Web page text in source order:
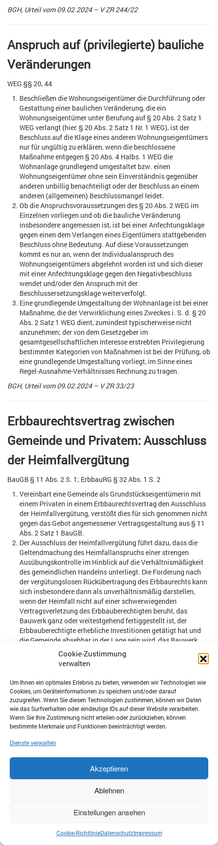
Cookie-Zustimmung
verwalten
Um Ihnen ein optimales Erlebnis zu bieten, verwenden wir Technologien wie
Cookies, um Geräteinformationen zu speichern und/oder darauf
zuzugreifen. Wenn Sie diesen Technologien zustimmen, können wir Daten
wie das Surfverhalten oder eindeutige IDs auf dieser Website verarbeiten.
Wenn Sie Ihre Zustimmung nicht erteilen oder zurückziehen, können
bestimmte Merkmale und Funktionen beeinträchtigt werden.
Dienste verwalten
Akzeptieren
Ablehnen
Einstellungen ansehen
Cookie-RichtlinieDatenschutzImpressum
BGH, Urteil vom 09.02.2024 – V ZR 244/22
Anspruch auf (privilegierte) bauliche
Veränderungen
WEG §§ 20, 44
Beschließen die Wohnungseigentümer die Durchführung oder
Gestattung einer baulichen Veränderung, die ein
Wohnungseigentümer unter Berufung auf § 20 Abs. 2 Satz 1
WEG verlangt (hier: § 20 Abs. 2 Satz 1 Nr. 1 WEG), ist der
Beschluss auf die Klage eines anderen Wohnungseigentümers
nur für ungültig zu erklären, wenn die beschlossene
Maßnahme entgegen § 20 Abs. 4 Halbs. 1 WEG die
Wohnanlage grundlegend umgestaltet bzw. einen
Wohnungseigentümer ohne sein Einverständnis gegenüber
anderen unbillig benachteiligt oder der Beschluss an einem
anderen (allgemeinen) Beschlussmangel leidet.
Ob die Anspruchsvoraussetzungen des § 20 Abs. 2 WEG im
Einzelnen vorliegen und ob die bauliche Veränderung
insbesondere angemessen ist, ist bei einer Anfechtungsklage
gegen einen dem Verlangen eines Eigentümers stattgebenden
Beschluss ohne Bedeutung. Auf diese Voraussetzungen
kommt es nur an, wenn der Individualanspruch des
Wohnungseigentümers abgelehnt worden ist und sich dieser
mit einer Anfechtungsklage gegen den Negativbeschluss
wendet und/oder den Anspruch mit der
Beschlussersetzungsklage weiterverfolgt.
Eine grundlegende Umgestaltung der Wohnanlage ist bei einer
Maßnahme, die der Verwirklichung eines Zweckes i. S. d. § 20
Abs. 2 Satz 1 WEG dient, zumindest typischerweise nicht
anzunehmen; der von dem Gesetzgeber im
gesamtgesellschaftlichen Interesse erstrebten Privilegierung
bestimmter Kategorien von Maßnahmen ist bei der Prüfung, ob
eine grundlegende Umgestaltung vorliegt, im Sinne eines
Regel-Ausnahme-Verhältnisses Rechnung zu tragen.
BGH, Urteil vom 09.02.2024 – V ZR 33/23
Erbbaurechtsvertrag zwischen
Gemeinde und Privatem: Ausschluss
der Heimfallvergütung
BauGB § 11 Abs. 2 S. 1; ErbbauRG § 32 Abs. 1 S. 2
Vereinbart eine Gemeinde als Grundstückseigentümerin mit
einem Privaten in einem Erbbaurechtsvertrag den Ausschluss
der Heimfallvergütung, verstößt dies für sich genommen nicht
gegen das Gebot angemessener Vertragsgestaltung aus § 11
Abs. 2 Satz 1 BauGB.
Der Ausschluss der Heimfallvergütung führt dazu, dass die
Geltendmachung des Heimfallanspruchs einer strengen
Ausübungskontrolle im Hinblick auf die Verhältnismäßigkeit
des gemeindlichen Handelns unterliegt. Die Forderung nach
der vergütungslosen Rückübertragung des Erbbaurechts kann
sich insbesondere dann als unverhältnismäßig darstellen,
wenn der Heimfall nicht auf einer schwerwiegenden
Vertragsverletzung des Erbbauberechtigten beruht, das
Bauwerk ganz oder weitestgehend fertiggestellt ist, der
Erbbauberechtigte erhebliche Investitionen getätigt hat und
die Gemeinde absehbar in der Lage sein wird, das Bauwerk
anderweitig zu nutzen oder zu verwerten.
BGH, Urteil vom 19.01.2024 – V ZR 191/22
Bauträgervertrag: einheitliche
Verjährung des
Vergütungsanspruchs
BGB §§ 195, 196, 200
Verpflichtet sich der Veräußerer eines Grundstücksanteils in einem
Bauträgervertrag zur Errichtung einer Eigentumswohnung, verjährt
sein einheitlich für Grundstücksanteil und Eigentumswohnung